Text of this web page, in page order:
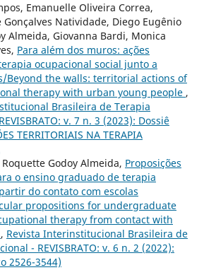
Emanuelle Oliveira Correa,
Gonçalves Natividade, Diego Eugênio
Almeida, Giovanna Bardi, Monica
Para além dos muros: ações
ocupacional social junto a
Beyond the walls: territorial actions of
therapy with urban young people ,
Brasileira de Terapia
v. 7 n. 3 (2023): Dossiê
TERRITORIAIS NA TERAPIA
Godoy Almeida, Proposições
o ensino graduado de terapia
do contato com escolas
propositions for undergraduate
therapy from contact with
, Revista Interinstitucional Brasileira de
- REVISBRATO: v. 6 n. 2 (2022):
2526-3544)